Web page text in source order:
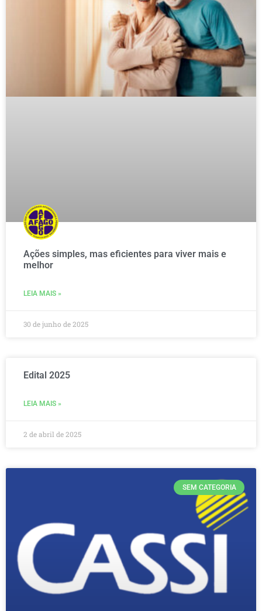
Ações simples, mas eficientes para viver mais e
melhor
LEIA MAIS »
30 de junho de 2025
Edital 2025
LEIA MAIS »
2 de abril de 2025
SEM CATEGORIA